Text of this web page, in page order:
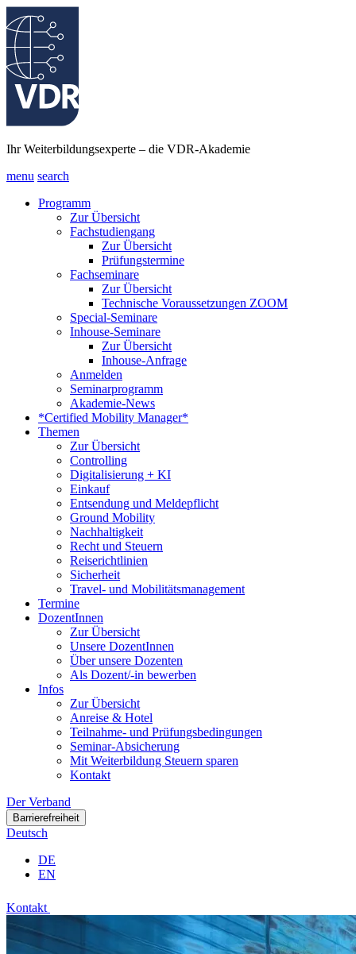
Ihr Weiterbildungsexperte – die VDR-Akademie
menu search
Programm
Zur Übersicht
Fachstudiengang
Zur Übersicht
Prüfungstermine
Fachseminare
Zur Übersicht
Technische Voraussetzungen ZOOM
Special-Seminare
Inhouse-Seminare
Zur Übersicht
Inhouse-Anfrage
Anmelden
Seminarprogramm
Akademie-News
*Certified Mobility Manager*
Themen
Zur Übersicht
Controlling
Digitalisierung + KI
Einkauf
Entsendung und Meldepflicht
Ground Mobility
Nachhaltigkeit
Recht und Steuern
Reiserichtlinien
Sicherheit
Travel- und Mobilitätsmanagement
Termine
DozentInnen
Zur Übersicht
Unsere DozentInnen
Über unsere Dozenten
Als Dozent/-in bewerben
Infos
Zur Übersicht
Anreise & Hotel
Teilnahme- und Prüfungsbedingungen
Seminar-Absicherung
Mit Weiterbildung Steuern sparen
Kontakt
Der Verband
Barrierefreiheit
Deutsch
DE
EN
Kontakt